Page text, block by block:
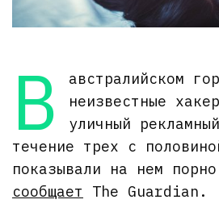
В
австралийском
неизвестные
уличный
течение трех с
показывали на нем
сообщает The Guardian.